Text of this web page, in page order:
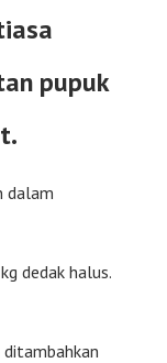
pupuk
dalam
dedak halus.